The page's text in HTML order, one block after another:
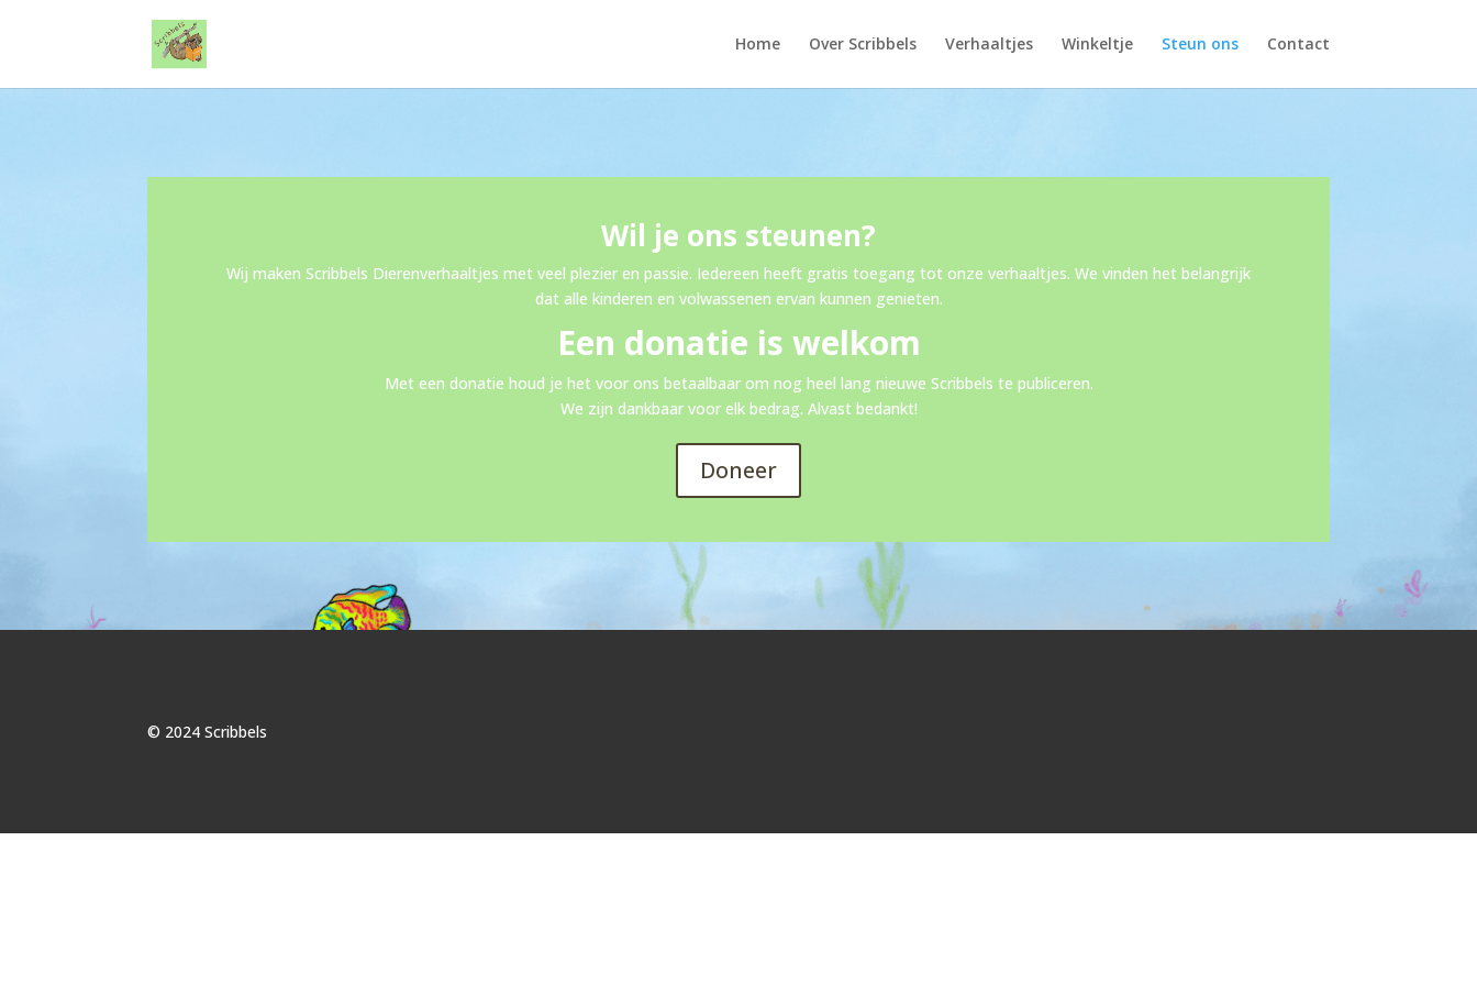
Home Over Scribbels Verhaaltjes Winkeltje Steun ons Contact
Wil je ons steunen?
Wij maken Scribbels Dierenverhaaltjes met veel plezier en passie. Iedereen heeft gratis toegang tot onze verhaaltjes. We vinden het belangrijk
dat alle kinderen en volwassenen ervan kunnen genieten.
Een donatie is welkom
Met een donatie houd je het voor ons betaalbaar om nog heel lang nieuwe Scribbels te publiceren.
We zijn dankbaar voor elk bedrag. Alvast bedankt!
Doneer
© 2024 Scribbels